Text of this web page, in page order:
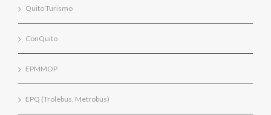
Quito Turismo
ConQuito
EPMMOP
EPQ (Trolebus, Metrobus)